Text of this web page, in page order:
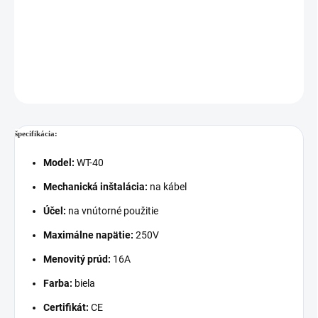
špecifikácia:
Model: WT-40
Mechanická inštalácia: na kábel
Účel: na vnútorné použitie
Maximálne napätie: 250V
Menovitý prúd: 16A
Farba: biela
Certifikát: CE